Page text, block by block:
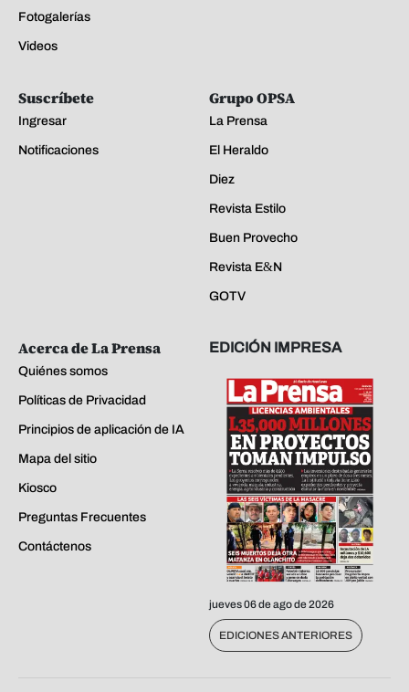
Fotogalerías
Videos
Suscríbete
Ingresar
Notificaciones
Grupo OPSA
La Prensa
El Heraldo
Diez
Revista Estilo
Buen Provecho
Revista E&N
GOTV
Acerca de La Prensa
Quiénes somos
Políticas de Privacidad
Principios de aplicación de IA
Mapa del sitio
Kiosco
Preguntas Frecuentes
Contáctenos
EDICIÓN IMPRESA
jueves 06 de ago de 2026
EDICIONES ANTERIORES